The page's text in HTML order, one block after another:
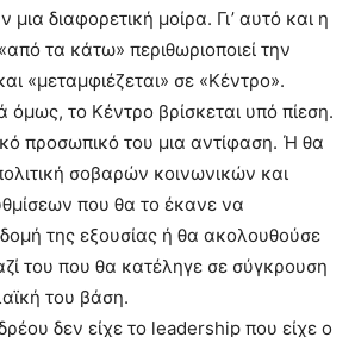
μια διαφορετική μοίρα. Γι’ αυτό και η
τα κάτω» περιθωριοποιεί την
«μεταμφιέζεται» σε «Κέντρο».
όμως, το Κέντρο βρίσκεται υπό πίεση.
προσωπικό του μια αντίφαση. Ή θα
σοβαρών κοινωνικών και
που θα το έκανε να
της εξουσίας ή θα ακολουθούσε
του που θα κατέληγε σε σύγκρουση
του βάση.
δεν είχε το leadership που είχε ο